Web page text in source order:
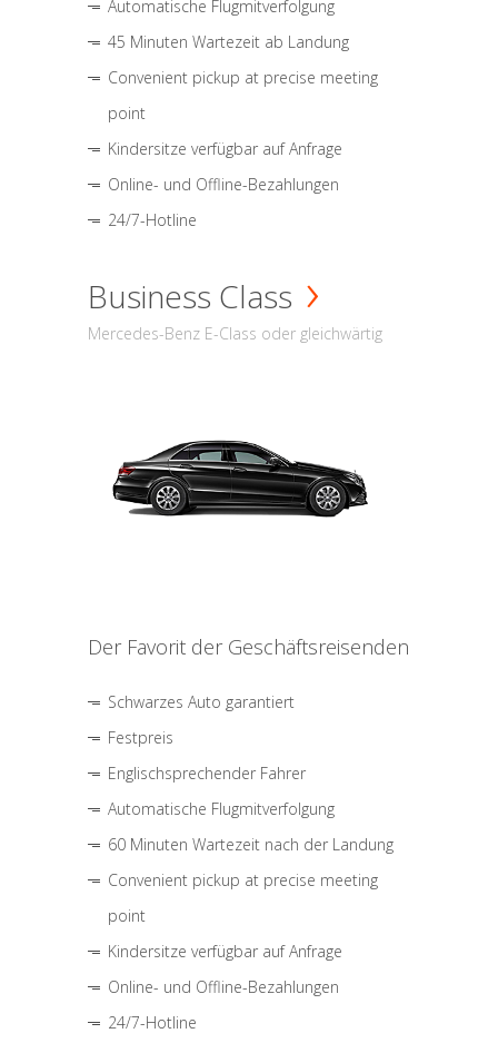
Automatische Flugmitverfolgung
45 Minuten Wartezeit ab Landung
Convenient pickup at precise meeting
point
Kindersitze verfügbar auf Anfrage
Online- und Offline-Bezahlungen
24/7-Hotline
Business Class
Mercedes-Benz E-Class oder gleichwärtig
Der Favorit der Geschäftsreisenden
Schwarzes Auto garantiert
Festpreis
Englischsprechender Fahrer
Automatische Flugmitverfolgung
60 Minuten Wartezeit nach der Landung
Convenient pickup at precise meeting
point
Kindersitze verfügbar auf Anfrage
Online- und Offline-Bezahlungen
24/7-Hotline